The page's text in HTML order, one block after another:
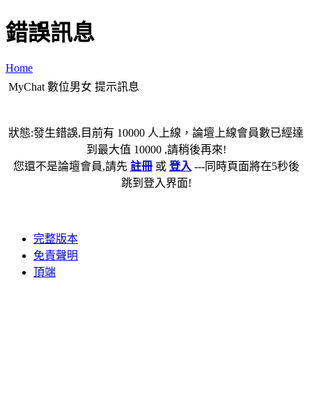
錯誤訊息
Home
MyChat 數位男女 提示訊息
狀態:發生錯誤,目前有 10000 人上線，論壇上線會員數已經達
到最大值 10000 ,請稍後再來!
您還不是論壇會員,請先 註冊或 登入 ---同時頁面將在5秒後
跳到登入界面!
完整版本
免責聲明
頂端